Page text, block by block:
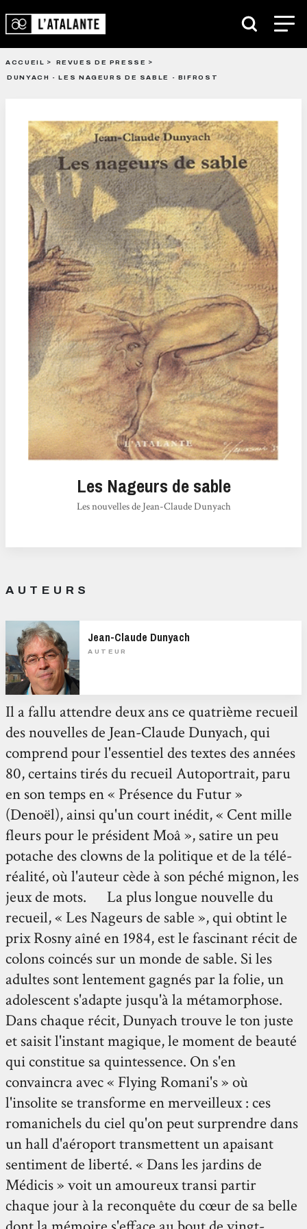
ACCUEIL
REVUES DE PRESSE
DUNYACH - LES NAGEURS DE SABLE - BIFROST
Les Nageurs de sable
Les nouvelles de Jean-Claude Dunyach
AUTEURS
Jean-Claude Dunyach
AUTEUR
Il a fallu attendre deux ans ce quatrième recueil
des nouvelles de Jean-Claude Dunyach, qui
comprend pour l'essentiel des textes des années
80, certains tirés du recueil Autoportrait, paru
en son temps en « Présence du Futur »
(Denoël), ainsi qu'un court inédit, « Cent mille
fleurs pour le président Moâ », satire un peu
potache des clowns de la politique et de la télé-
réalité, où l'auteur cède à son péché mignon, les
jeux de mots. La plus longue nouvelle du
recueil, « Les Nageurs de sable », qui obtint le
prix Rosny aîné en 1984, est le fascinant récit de
colons coincés sur un monde de sable. Si les
adultes sont lentement gagnés par la folie, un
adolescent s'adapte jusqu'à la métamorphose.
Dans chaque récit, Dunyach trouve le ton juste
et saisit l'instant magique, le moment de beauté
qui constitue sa quintessence. On s'en
convaincra avec « Flying Romani's » où
l'insolite se transforme en merveilleux : ces
romanichels du ciel qu'on peut surprendre dans
un hall d'aéroport transmettent un apaisant
sentiment de liberté. « Dans les jardins de
Médicis » voit un amoureux transi partir
chaque jour à la reconquête du cœur de sa belle